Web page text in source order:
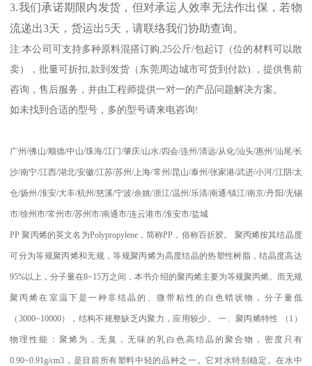
3.我们承诺期限内发货，但对承运人效率无法作出保，若物
流递出3天，货运出5天，请联络我们协助查询。
注:本公司可支持多种原料混搭订购 ,25公斤/包起订（位的材料可以散
卖），批量可折扣 ,款到发货（东莞周边城市可货到付款).
，提供售前
咨询，售后服务，并由工程师提供一对一的产品问题解决方案。
如未找到合适的型号，多的型号请来电咨询!
广州/佛山/顺德/中山/珠海/江门/肇庆/山水/四会/连州 /清远/从化/汕头/惠州/汕尾/长
沙/南宁/江西/湖北/安徽/江苏/苏州/上海/常州 /昆山/泰州 /张家港/武进/小河/江阴/太
仓/扬州 /淮安/大丰/杭州/慈溪/宁波/余姚/浙江/温州 /乐清/南通/镇江/南京/丹阳/无锡
市/徐州市/常州市/苏州市/南通市/连云港市/淮安市/盐城
PP聚丙烯的英文名为Polypropylene，简称PP ，俗称百折胶。 聚丙烯按其结晶度
可分为等规聚丙烯和无规，等规聚丙烯为高度结晶的热塑性树脂，结晶度高达
95%以上，分子量在8~15万之间，本书介绍的聚丙烯主要为等规聚丙烯。而无规
聚丙烯在室温下是一种非结晶的、微带粘性的白色蜡状物，分子量低
（ 3000~10000），结构不规整缺乏内聚力，应用较少。一、聚丙烯特性 （ 1 ）
物理性能：聚烯为，无臭，无味的乳白色高结晶的聚合物，密度只有
0.90~0.91g/cm3 ，是目前所有塑料中轻的品种之一。它对水特别稳定。在水中